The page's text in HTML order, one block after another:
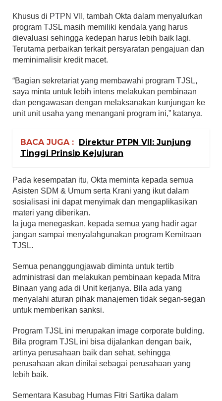
Khusus di PTPN VII, tambah Okta dalam menyalurkan
program TJSL masih memiliki kendala yang harus
dievaluasi sehingga kedepan harus lebih baik lagi.
Terutama perbaikan terkait persyaratan pengajuan dan
meminimalisir kredit macet.
“Bagian sekretariat yang membawahi program TJSL,
saya minta untuk lebih intens melakukan pembinaan
dan pengawasan dengan melaksanakan kunjungan ke
unit unit usaha yang menangani program ini,” katanya.
BACA JUGA : Direktur PTPN VII: Junjung
Tinggi Prinsip Kejujuran
Pada kesempatan itu, Okta meminta kepada semua
Asisten SDM & Umum serta Krani yang ikut dalam
sosialisasi ini dapat menyimak dan mengaplikasikan
materi yang diberikan.
Ia juga menegaskan, kepada semua yang hadir agar
jangan sampai menyalahgunakan program Kemitraan
TJSL.
Semua penanggungjawab diminta untuk tertib
administrasi dan melakukan pembinaan kepada Mitra
Binaan yang ada di Unit kerjanya. Bila ada yang
menyalahi aturan pihak manajemen tidak segan-segan
untuk memberikan sanksi.
Program TJSL ini merupakan image corporate bulding.
Bila program TJSL ini bisa dijalankan dengan baik,
artinya perusahaan baik dan sehat, sehingga
perusahaan akan dinilai sebagai perusahaan yang
lebih baik.
Sementara Kasubag Humas Fitri Sartika dalam